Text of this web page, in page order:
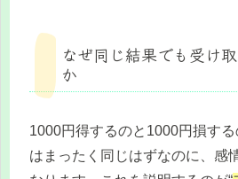
なぜ同じ結果でも受け
か
1000円得するのと1000円損す
はまったく同じはずなのに、感